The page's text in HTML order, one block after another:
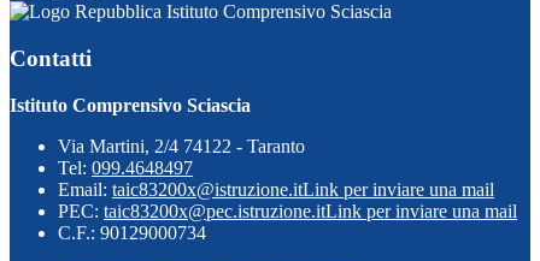
Istituto Comprensivo Sciascia
Contatti
Istituto Comprensivo Sciascia
Via Martini, 2/4 74122 - Taranto
Tel: 099.4648497
Email: taic83200x@istruzione.itLink per inviare una mail
PEC: taic83200x@pec.istruzione.itLink per inviare una mail
C.F.: 90129000734